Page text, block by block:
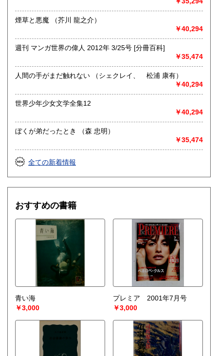
煙草と悪魔 （芥川 龍之介）
￥40,294
週刊 マンガ世界の偉人 2012年 3/25号 [分冊百科]
￥35,474
人間の手がまだ触れない （シェクレイ、 松浦 康有）
￥40,294
世界少年少女文学全集12
￥40,294
ぼくが弟だったとき （森 忠明）
￥35,474
全ての新着情報
おすすめの書籍
青い海
￥3,000
プレミア 2001年7月号
￥3,000